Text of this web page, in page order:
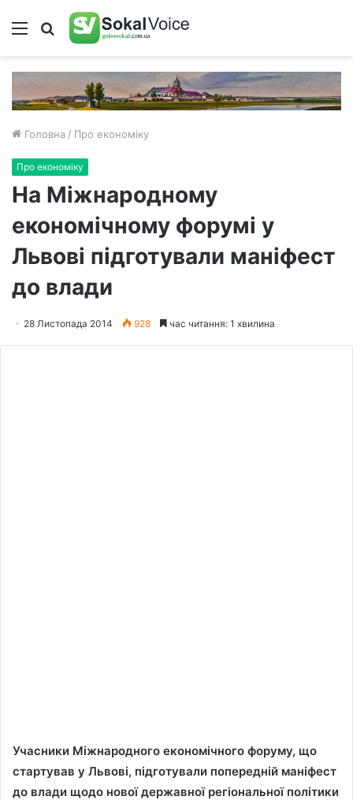
Меню Пошук
Головна / Про економіку
Про економіку
На Міжнародному
економічному форумі у
Львові підготували маніфест
до влади
28 Листопада 2014 928 час читання: 1 хвилина
Учасники Міжнародного економічного форуму, що
стартував у Львові, підготували попередній маніфест
до влади щодо нової державної регіональної політики